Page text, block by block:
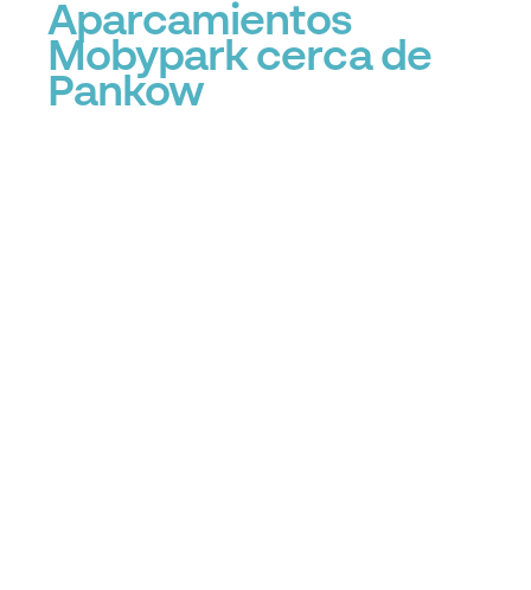
Aparcamientos
Mobypark cerca de
Pankow